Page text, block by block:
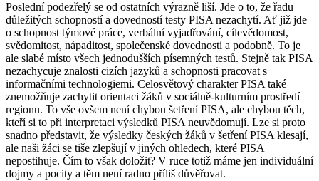
Poslední podezřelý se od ostatních výrazně liší. Jde o to, že řadu
důležitých schopností a dovedností testy PISA nezachytí. Ať již jde
o schopnost týmové práce, verbální vyjadřování, cílevědomost,
svědomitost, nápaditost, společenské dovednosti a podobně. To je
ale slabé místo všech jednodušších písemných testů. Stejně tak PISA
nezachycuje znalosti cizích jazyků a schopnosti pracovat s
informačními technologiemi. Celosvětový charakter PISA také
znemožňuje zachytit orientaci žáků v sociálně-kulturním prostředí
regionu. To vše ovšem není chybou šetření PISA, ale chybou těch,
kteří si to při interpretaci výsledků PISA neuvědomují. Lze si proto
snadno představit, že výsledky českých žáků v šetření PISA klesají,
ale naši žáci se tiše zlepšují v jiných ohledech, které PISA
nepostihuje. Čím to však doložit? V ruce totiž máme jen individuální
dojmy a pocity a těm není radno příliš důvěřovat.